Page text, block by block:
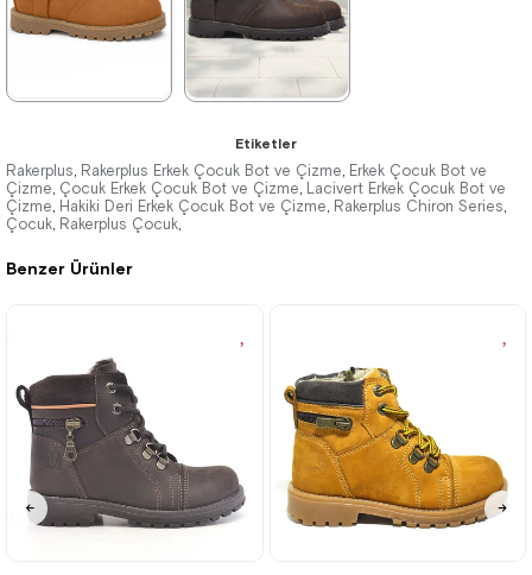
Benzer Ürünler
26 27 28 29 30 31
32
26 27 28 29 30 31
32
%42İndirim
Ücretsiz
Kargo
%42İndirim
Ücretsiz
Kargo
2.049,90 ₺
3.519,90 ₺
★ ★ ★
2.699,90 ₺
4.629,90 ₺
Etiketler
Rakerplus, Rakerplus Erkek Çocuk Bot ve Çizme, Erkek Çocuk Bot ve
Çizme, Çocuk Erkek Çocuk Bot ve Çizme, Lacivert Erkek Çocuk Bot ve
Çizme, Hakiki Deri Erkek Çocuk Bot ve Çizme, Rakerplus Chiron Series,
Çocuk, Rakerplus Çocuk,